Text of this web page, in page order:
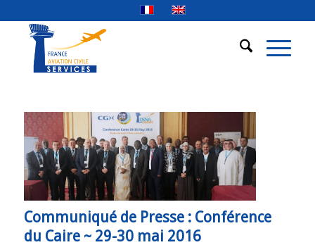
Communiqué de Presse : Conférence
du Caire ~ 29-30 mai 2016